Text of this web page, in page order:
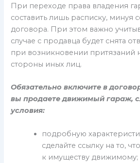
При переходе права владения
составить лишь расписку, минуя
договора. При этом важно
случае с продавца будет снята
при возникновении притязаний
стороны иных лиц.
Обязательно включите в
вы продаете движимый гараж,
условия:
подробную
сделайте ссылку на то,
к имуществу движимому;